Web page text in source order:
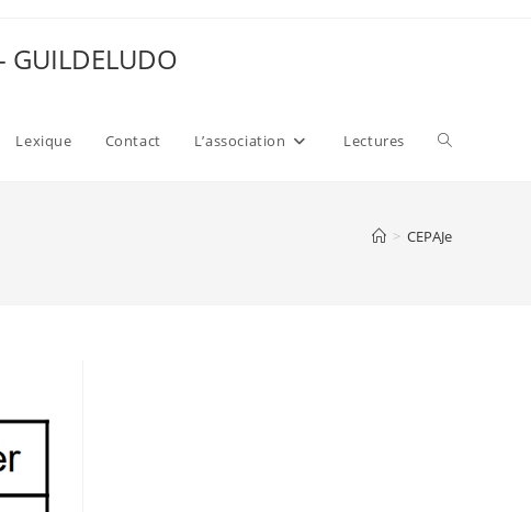
Lexique Contact L’association Lectures Toggle
> CEPAJe